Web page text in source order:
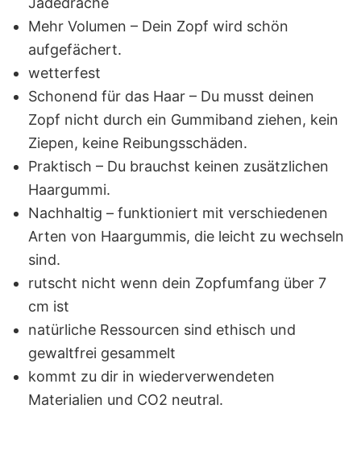
Mehr Volumen – Dein Zopf wird schön
aufgefächert.
wetterfest
Schonend für das Haar – Du musst deinen
Zopf nicht durch ein Gummiband ziehen, kein
Ziepen, keine Reibungsschäden.
Praktisch – Du brauchst keinen zusätzlichen
Haargummi.
Nachhaltig – funktioniert mit verschiedenen
Arten von Haargummis, die leicht zu wechseln
sind.
rutscht nicht wenn dein Zopfumfang über 7
cm ist
natürliche Ressourcen sind ethisch und
gewaltfrei gesammelt
kommt zu dir in wiederverwendeten
Materialien und CO2 neutral.